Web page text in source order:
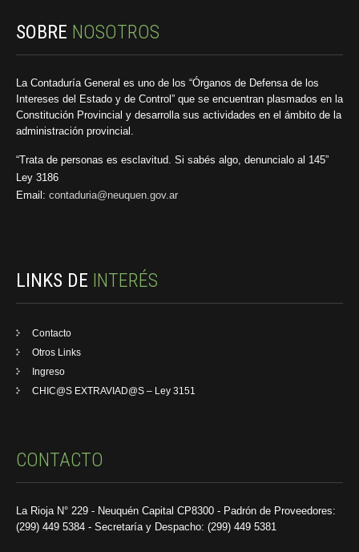
SOBRE NOSOTROS
La Contaduría General es uno de los “Órganos de Defensa de los
Intereses del Estado y de Control” que se encuentran plasmados en la
Constitución Provincial y desarrolla sus actividades en el ámbito de la
administración provincial.
“Trata de personas es esclavitud. Si sabés algo, denuncialo al 145”
Ley 3186
Email: contaduria@neuquen.gov.ar
LINKS DE INTERÉS
Contacto
Otros Links
Ingreso
CHIC@S EXTRAVIAD@S – Ley 3151
CONTACTO
La Rioja N° 229 - Neuquén Capital CP8300 - Padrón de Proveedores:
(299) 449 5384 - Secretaría y Despacho: (299) 449 5381